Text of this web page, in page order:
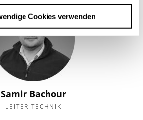
Cookies verwenden
Samir Bachour
LEITER TECHNIK